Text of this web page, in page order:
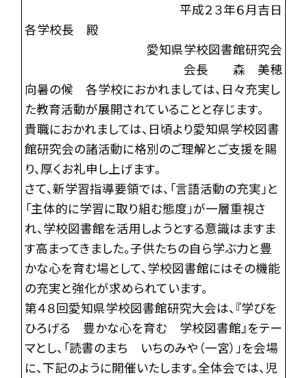
平成２３年６月吉日
各学校長 殿
愛知県学校図書館研究会
会長 森 美穂
向暑の候 各学校におかれましては、日々充実し
た教育活動が展開されていることと存じます。
貴職におかれましては、日頃より愛知県学校図書
館研究会の諸活動に格別のご理解とご支援を賜
り、厚くお礼申し上げます。
さて、新学習指導要領では、「言語活動の充実」と
「主体的に学習に取り組む態度」が一層重視さ
れ、学校図書館を活用しようとする意識はますま
す高まってきました。子供たちの自ら学ぶ力と豊
かな心を育む場として、学校図書館にはその機能
の充実と強化が求められています。
第４８回愛知県学校図書館研究大会は、『学びを
ひろげる 豊かな心を育む 学校図書館』をテー
マとし、「読書のまち いちのみや（一宮）」を会場
に、下記のように開催いたします。全体会では、児